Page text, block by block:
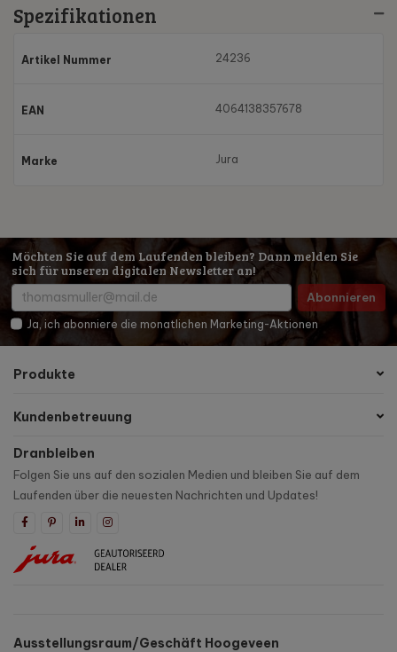
Spezifikationen
Artikel Nummer 24236
EAN 4064138357678
Marke Jura
Möchten Sie auf dem Laufenden bleiben? Dann melden Sie
sich für unseren digitalen Newsletter an!
Abonnieren
Ja, ich abonniere die monatlichen Marketing-Aktionen
Produkte
Kundenbetreuung
Dranbleiben
Folgen Sie uns auf den sozialen Medien und bleiben Sie auf dem
Laufenden über die neuesten Nachrichten und Updates!
Ausstellungsraum/Geschäft Hoogeveen